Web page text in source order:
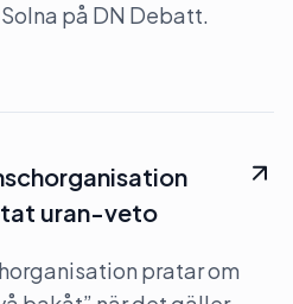
på DN Debatt.
uran-veto
pratar om